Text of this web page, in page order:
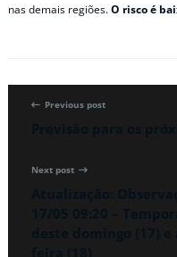
nas demais regiões.O risco é
Previous post
Next post